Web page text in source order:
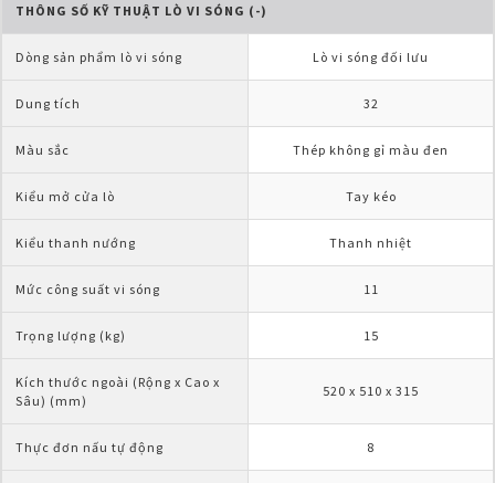
THÔNG SỐ KỸ THUẬT LÒ VI SÓNG (-)
Dòng sản phẩm lò vi sóng Lò vi sóng đối lưu
Dung tích 32
Màu sắc Thép không gỉ màu đen
Kiểu mở cửa lò Tay kéo
Kiểu thanh nướng Thanh nhiệt
Mức công suất vi sóng 11
Trọng lượng (kg) 15
Kích thước ngoài (Rộng x Cao x
Sâu) (mm)
520 x 510 x 315
Thực đơn nấu tự động 8